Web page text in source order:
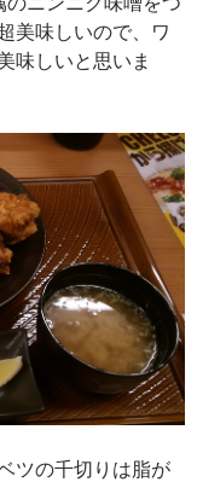
美味しいので、ワ
味しいと思いま
ツの千切りは脂が